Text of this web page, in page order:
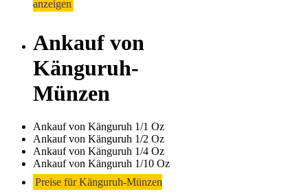
anzeigen
Ankauf von
Känguruh-
Münzen
Ankauf von Känguruh 1/1 Oz
Ankauf von Känguruh 1/2 Oz
Ankauf von Känguruh 1/4 Oz
Ankauf von Känguruh 1/10 Oz
Preise für Känguruh-Münzen